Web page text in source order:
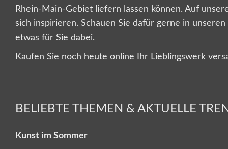
Rhein-Main-Gebiet liefern lassen können. Auf
sich inspirieren. Schauen Sie dafür gerne in
etwas für Sie dabei.
Kaufen Sie noch heute online Ihr Lieblingswerk
BELIEBTE THEMEN & AKTUELLE
Kunst im Sommer